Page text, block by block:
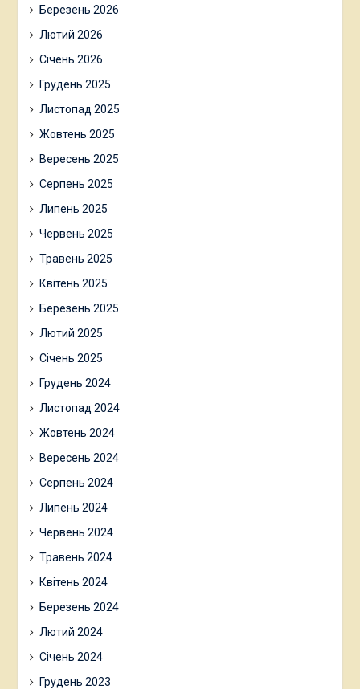
Березень 2026
Лютий 2026
Січень 2026
Грудень 2025
Листопад 2025
Жовтень 2025
Вересень 2025
Серпень 2025
Липень 2025
Червень 2025
Травень 2025
Квітень 2025
Березень 2025
Лютий 2025
Січень 2025
Грудень 2024
Листопад 2024
Жовтень 2024
Вересень 2024
Серпень 2024
Липень 2024
Червень 2024
Травень 2024
Квітень 2024
Березень 2024
Лютий 2024
Січень 2024
Грудень 2023